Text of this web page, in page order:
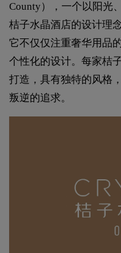
County），一个以阳光
桔子水晶酒店的设计理
它不仅仅注重奢华用品
个性化的设计。每家桔
打造，具有独特的风格
叛逆的追求。